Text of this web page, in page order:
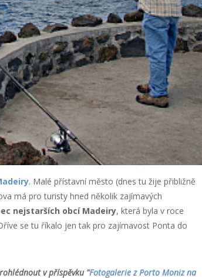
. Malé přístavní město (dnes tu žije přibližně
má pro turisty hned několik zajímavých
nejstarších obcí Madeiry, která byla v roce
se tu říkalo jen tak pro zajímavost Ponta do
v příspěvku "Fotogalerie z Porto Moniz na